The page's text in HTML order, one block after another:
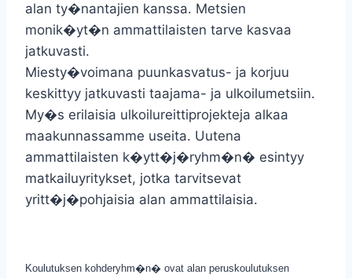
alan ty�nantajien kanssa. Metsien
monik�yt�n ammattilaisten tarve kasvaa
jatkuvasti.
Miesty�voimana puunkasvatus- ja korjuu
keskittyy jatkuvasti taajama- ja ulkoilumetsiin.
My�s erilaisia ulkoilureittiprojekteja alkaa
maakunnassamme useita. Uutena
ammattilaisten k�ytt�j�ryhm�n� esintyy
matkailuyritykset, jotka tarvitsevat
yritt�j�pohjaisia alan ammattilaisia.
Koulutuksen kohderyhm�n� ovat alan peruskoulutuksen